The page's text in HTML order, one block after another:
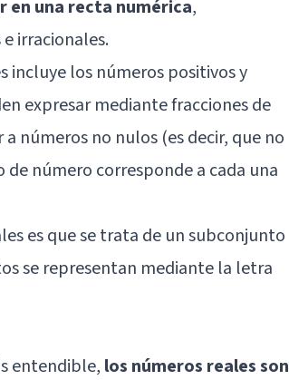
en una recta numérica,
irracionales.
incluye los números positivos y
expresar mediante fracciones de
números no nulos (es decir, que no
número corresponde a cada una
es que se trata de un subconjunto
se representan mediante la letra
entendible, los números reales son